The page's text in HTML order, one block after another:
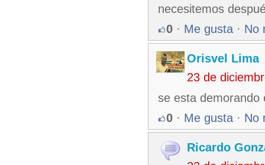
necesitemos
0 · Me gusta · No
Orisvel Lima
23 de
se esta demorando
0 · Me gusta · No
Ricardo